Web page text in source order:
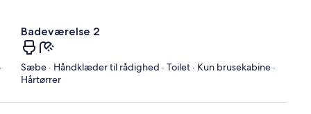
Badeværelse 2
Sæbe · Håndklæder til rådighed · Toilet · Kun brusekabine ·
Hårtørrer